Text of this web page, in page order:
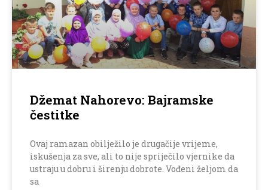
Džemat Nahorevo: Bajramske
čestitke
Ovaj ramazan obilježilo je drugačije vrijeme,
iskušenja za sve, ali to nije spriječilo vjernike da
ustraju u dobru i širenju dobrote. Vođeni željom da
sa